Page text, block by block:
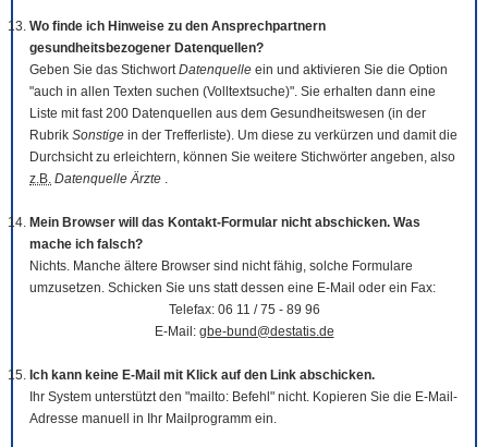
Wo finde ich Hinweise zu den Ansprechpartnern
gesundheitsbezogener Datenquellen?
Geben Sie das StichwortDatenquelle ein und aktivieren Sie die Option
"auch in allen Texten suchen (Volltextsuche)". Sie erhalten dann eine
Liste mit fast 200 Datenquellen aus dem Gesundheitswesen (in der
Rubrik Sonstige in der Trefferliste). Um diese zu verkürzen und damit die
Durchsicht zu erleichtern, können Sie weitere Stichwörter angeben, also
z.B. Datenquelle Ärzte .
Mein Browser will das Kontakt-Formular nicht abschicken. Was
mache ich falsch?
Nichts. Manche ältere Browser sind nicht fähig, solche Formulare
umzusetzen. Schicken Sie uns statt dessen eine E-Mail oder ein Fax:
Telefax: 06 11 / 75 - 89 96
E-Mail: gbe-bund@destatis.de
Ich kann keine E-Mail mit Klick auf den Link abschicken.
Ihr System unterstützt den "mailto: Befehl" nicht. Kopieren Sie die E-Mail-
Adresse manuell in Ihr Mailprogramm ein.